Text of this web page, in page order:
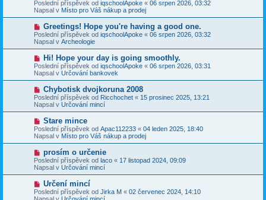
v
e
k
í
s
p
ě
v
e
k
v
ý
í
s
p
v
e
k
Poslední příspěvek od iqschoolApoke « 06 srpen 2026, 03:32
Napsal v Místo pro Váš nákup a prodej
N
o
v
ý
p
í
s
p
ě
v
e
k
Greetings! Hope you're having a good one.
Poslední příspěvek od iqschoolApoke « 06 srpen 2026, 03:32
Napsal v Archeologie
N
o
v
ý
í
s
p
ě
v
e
k
Hi! Hope your day is going smoothly.
Poslední příspěvek od iqschoolApoke « 06 srpen 2026, 03:31
Napsal v Určování bankovek
N
o
v
ý
p
í
s
p
ě
v
e
k
Chybotisk dvojkoruna 2008
Poslední příspěvek od Ricchochet « 15 prosinec 2025, 13:21
Napsal v Určování mincí
N
o
v
ý
í
s
p
ě
v
e
Stare mince
Poslední příspěvek od Apac112233 « 04 leden 2025, 18:40
Napsal v Místo pro Váš nákup a prodej
N
o
v
ý
p
í
prosím o určenie
Poslední příspěvek od laco « 17 listopad 2024, 09:09
Napsal v Určování mincí
N
o
v
Určení mincí
Poslední příspěvek od Jirka M « 02 červenec 2024, 14:10
Napsal v Určování mincí